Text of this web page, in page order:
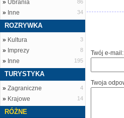
» Ubrania 86
» Inne 34
ROZRYWKA
» Kultura 3
» Imprezy 8
» Inne 195
TURYSTYKA
» Zagraniczne 4
» Krajowe 14
RÓŻNE
Twój e-
Twoja